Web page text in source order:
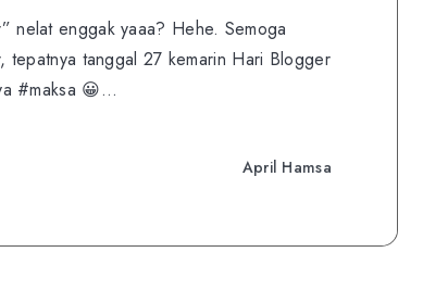
nelat enggak yaaa? Hehe. Semoga
tanggal 27 kemarin Hari Blogger
#maksa 😀…
April Hamsa